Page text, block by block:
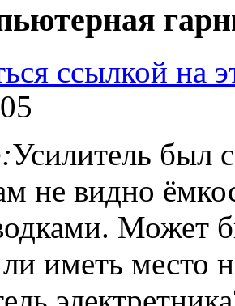
Усилитель был
не видно
Может
иметь место